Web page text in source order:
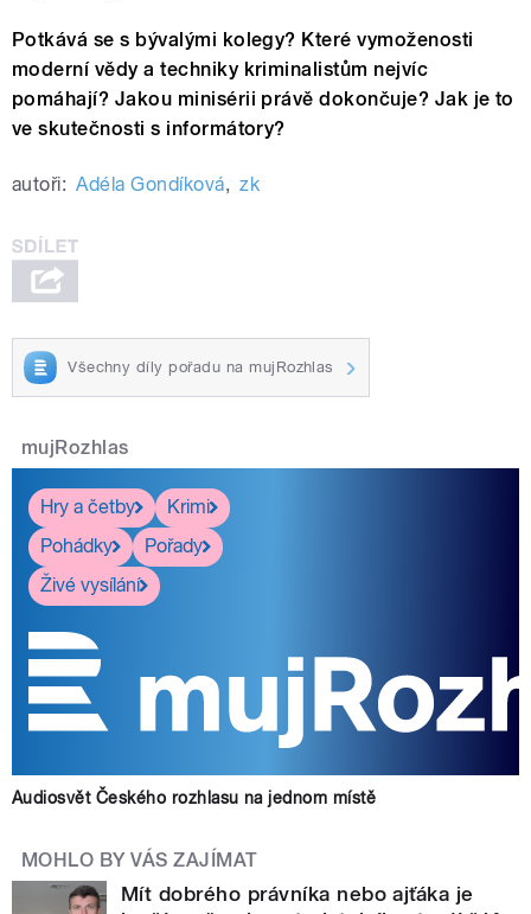
Potkává se s bývalými kolegy? Které vymoženosti
moderní vědy a techniky kriminalistům nejvíc
pomáhají? Jakou minisérii právě dokončuje? Jak je to
ve skutečnosti s informátory?
autoři: Adéla Gondíková, zk
Všechny díly pořadu na mujRozhlas
mujRozhlas
Hry a četby
Krimi
Pohádky
Pořady
Živé vysílání
Audiosvět Českého rozhlasu na jednom místě
MOHLO BY VÁS ZAJÍMAT
Mít dobrého právníka nebo ajťáka je